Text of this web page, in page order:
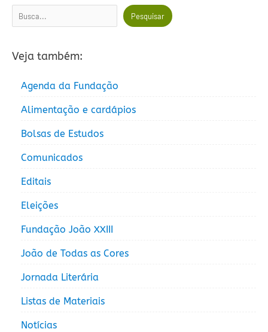
Pesquisar Pesquisar
Veja também:
Agenda da Fundação
Alimentação e cardápios
Bolsas de Estudos
Comunicados
Editais
Eleições
Fundação João XXIII
João de Todas as Cores
Jornada Literária
Listas de Materiais
Notícias